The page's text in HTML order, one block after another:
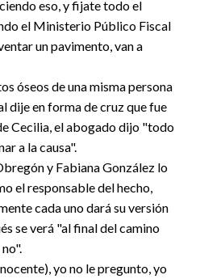
eso, y fijate todo el
el Ministerio Público Fiscal
un pavimento, van a
óseos de una misma persona
dije en forma de cruz que fue
Cecilia, el abogado dijo "todo
a la causa".
y Fabiana González lo
el responsable del hecho,
cada uno dará su versión
se verá "al final del camino
yo no le pregunto, yo